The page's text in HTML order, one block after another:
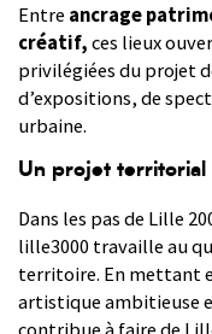
Entreancrage
créatif,ces lieux
privilégiées du projet
d’expositions, de
urbaine.
Un projet territorial
Dans les pas de Lille
lille3000 travaille au
territoire. En mettant
artistique ambitieuse